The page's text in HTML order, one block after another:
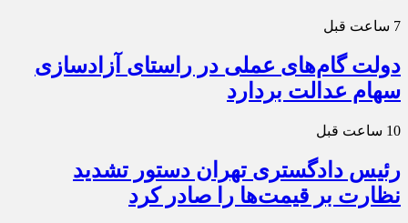
7 ساعت قبل
دولت گام‌های عملی در راستای آزادسازی
سهام عدالت بردارد
10 ساعت قبل
رئیس دادگستری تهران دستور تشدید
نظارت بر قیمت‌ها را صادر کرد